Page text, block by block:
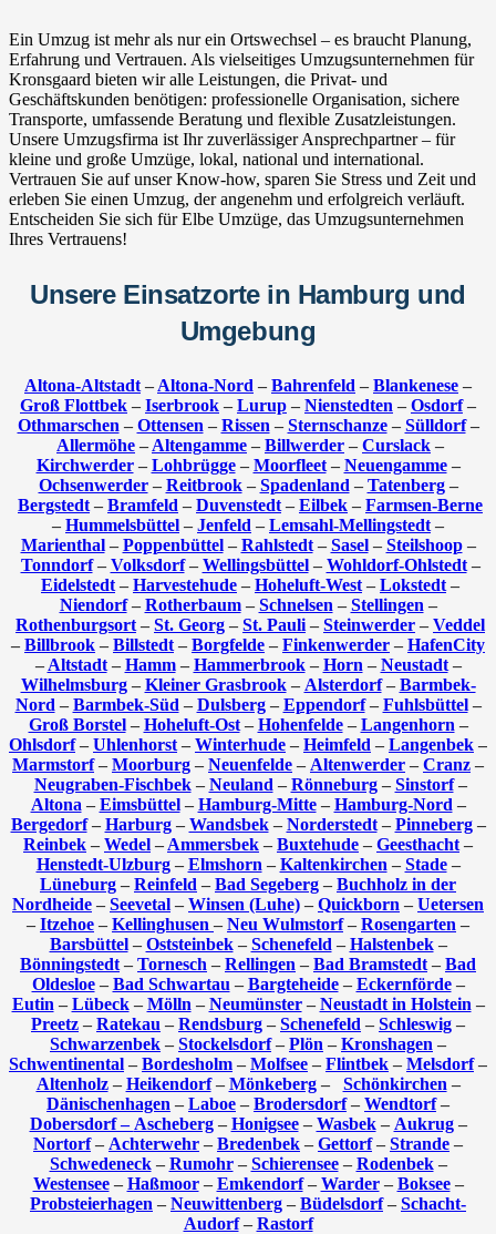
Ein Umzug ist mehr als nur ein Ortswechsel – es braucht Planung,
Erfahrung und Vertrauen. Als vielseitiges Umzugsunternehmen für
Kronsgaard bieten wir alle Leistungen, die Privat- und
Geschäftskunden benötigen: professionelle Organisation, sichere
Transporte, umfassende Beratung und flexible Zusatzleistungen.
Unsere Umzugsfirma ist Ihr zuverlässiger Ansprechpartner – für
kleine und große Umzüge, lokal, national und international.
Vertrauen Sie auf unser Know-how, sparen Sie Stress und Zeit und
erleben Sie einen Umzug, der angenehm und erfolgreich verläuft.
Entscheiden Sie sich für Elbe Umzüge, das Umzugsunternehmen
Ihres Vertrauens!
Unsere Einsatzorte in Hamburg und
Umgebung
Altona-Altstadt – Altona-Nord – Bahrenfeld – Blankenese –
Groß Flottbek – Iserbrook – Lurup – Nienstedten – Osdorf–
Othmarschen – Ottensen – Rissen – Sternschanze– Sülldorf–
Allermöhe – Altengamme – Billwerder – Curslack –
Kirchwerder– Lohbrügge– Moorfleet– Neuengamme–
Ochsenwerder– Reitbrook– Spadenland – Tatenberg–
Bergstedt – Bramfeld – Duvenstedt – Eilbek – Farmsen-Berne
– Hummelsbüttel – Jenfeld – Lemsahl-Mellingstedt –
Marienthal– Poppenbüttel– Rahlstedt– Sasel– Steilshoop–
Tonndorf– Volksdorf– Wellingsbüttel– Wohldorf-Ohlstedt–
Eidelstedt – Harvestehude – Hoheluft-West – Lokstedt –
Niendorf– Rotherbaum– Schnelsen – Stellingen –
Rothenburgsort – St. Georg – St. Pauli – Steinwerder – Veddel
– Billbrook – Billstedt – Borgfelde – Finkenwerder – HafenCity
– Altstadt– Hamm– Hammerbrook– Horn – Neustadt–
Wilhelmsburg– Kleiner Grasbrook– Alsterdorf– Barmbek-
Nord – Barmbek-Süd – Dulsberg– Eppendorf– Fuhlsbüttel–
Groß Borstel– Hoheluft-Ost– Hohenfelde– Langenhorn –
Ohlsdorf– Uhlenhorst – Winterhude – Heimfeld – Langenbek –
Marmstorf– Moorburg – Neuenfelde – Altenwerder – Cranz –
Neugraben-Fischbek– Neuland – Rönneburg– Sinstorf–
Altona – Eimsbüttel– Hamburg-Mitte– Hamburg-Nord –
Bergedorf– Harburg– Wandsbek– Norderstedt– Pinneberg–
Reinbek – Wedel – Ammersbek – Buxtehude – Geesthacht –
Henstedt-Ulzburg– Elmshorn – Kaltenkirchen – Stade–
Lüneburg – Reinfeld – Bad Segeberg – Buchholz in der
Nordheide – Seevetal – Winsen (Luhe) – Quickborn – Uetersen
– Itzehoe – Kellinghusen – Neu Wulmstorf– Rosengarten –
Barsbüttel– Oststeinbek– Schenefeld – Halstenbek–
Bönningstedt – Tornesch – Rellingen – Bad Bramstedt – Bad
Oldesloe– Bad Schwartau – Bargteheide– Eckernförde–
Eutin – Lübeck– Mölln – Neumünster– Neustadt in Holstein –
Preetz – Ratekau – Rendsburg – Schenefeld – Schleswig –
Schwarzenbek – Stockelsdorf– Plön – Kronshagen –
Schwentinental – Bordesholm – Molfsee – Flintbek – Melsdorf–
Altenholz– Heikendorf– Mönkeberg– Schönkirchen –
Dänischenhagen – Laboe – Brodersdorf– Wendtorf–
Dobersdorf – Ascheberg– Honigsee– Wasbek– Aukrug–
Nortorf– Achterwehr – Bredenbek – Gettorf– Strande –
Schwedeneck– Rumohr– Schierensee– Rodenbek–
Westensee– Haßmoor– Emkendorf– Warder– Boksee–
Probsteierhagen – Neuwittenberg – Büdelsdorf– Schacht-
Audorf– Rastorf